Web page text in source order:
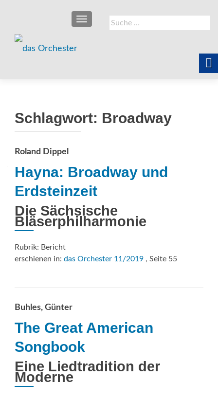
Suche
nach:
SCHALTE NAVIGATION
Schlagwort: Broadway
Roland Dippel
Hayna: Broadway und
Erdsteinzeit
Die Sächsische
Bläserphilharmonie
Rubrik: Bericht
erschienen in: das Orchester 11/2019 , Seite 55
Buhles, Günter
The Great American
Songbook
Eine Liedtradition der
Moderne